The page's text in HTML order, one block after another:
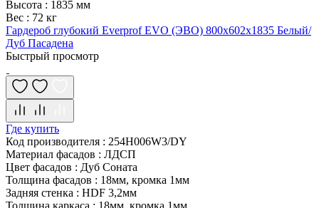
Высота : 1835 мм
Вес : 72 кг
Гардероб глубокий Everprof EVO (ЭВО) 800х602x1835 Белый/
Дуб Пасадена
Быстрый просмотр
Где купить
Код производителя : 254H006W3/DY
Материал фасадов : ЛДСП
Цвет фасадов : Дуб Соната
Толщина фасадов : 18мм, кромка 1мм
Задняя стенка : HDF 3,2мм
Толщина каркаса : 18мм, кромка 1мм